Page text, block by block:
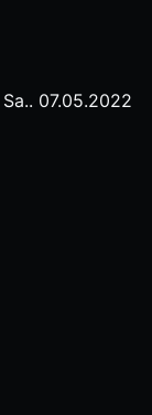
Sa.. 07.05.2022